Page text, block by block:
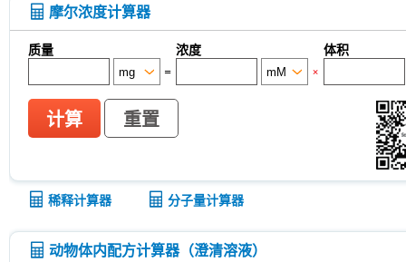
摩尔浓度计算器
质量 浓度
体积
=
×
计算 重置
稀释计算器 分子量计算器
动物体内配方计算器（澄清溶液）